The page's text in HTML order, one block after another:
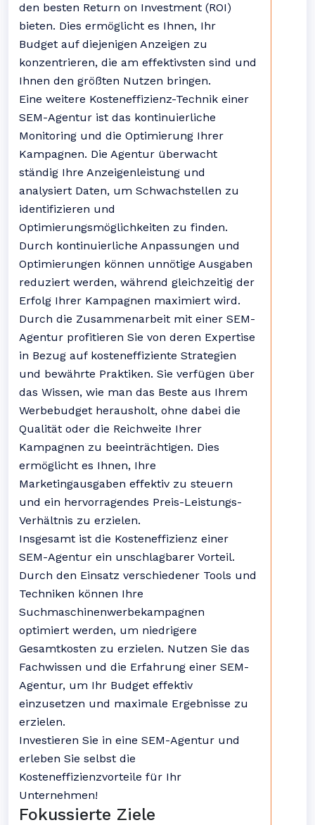
den besten Return on Investment (ROI)
bieten. Dies ermöglicht es Ihnen, Ihr
Budget auf diejenigen Anzeigen zu
konzentrieren, die am effektivsten sind und
Ihnen den größten Nutzen bringen.
Eine weitere Kosteneffizienz-Technik einer
SEM-Agentur ist das kontinuierliche
Monitoring und die Optimierung Ihrer
Kampagnen. Die Agentur überwacht
ständig Ihre Anzeigenleistung und
analysiert Daten, um Schwachstellen zu
identifizieren und
Optimierungsmöglichkeiten zu finden.
Durch kontinuierliche Anpassungen und
Optimierungen können unnötige Ausgaben
reduziert werden, während gleichzeitig der
Erfolg Ihrer Kampagnen maximiert wird.
Durch die Zusammenarbeit mit einer SEM-
Agentur profitieren Sie von deren Expertise
in Bezug auf kosteneffiziente Strategien
und bewährte Praktiken. Sie verfügen über
das Wissen, wie man das Beste aus Ihrem
Werbebudget herausholt, ohne dabei die
Qualität oder die Reichweite Ihrer
Kampagnen zu beeinträchtigen. Dies
ermöglicht es Ihnen, Ihre
Marketingausgaben effektiv zu steuern
und ein hervorragendes Preis-Leistungs-
Verhältnis zu erzielen.
Insgesamt ist die Kosteneffizienz einer
SEM-Agentur ein unschlagbarer Vorteil.
Durch den Einsatz verschiedener Tools und
Techniken können Ihre
Suchmaschinenwerbekampagnen
optimiert werden, um niedrigere
Gesamtkosten zu erzielen. Nutzen Sie das
Fachwissen und die Erfahrung einer SEM-
Agentur, um Ihr Budget effektiv
einzusetzen und maximale Ergebnisse zu
erzielen.
Investieren Sie in eine SEM-Agentur und
erleben Sie selbst die
Kosteneffizienzvorteile für Ihr
Unternehmen!
Fokussierte Ziele